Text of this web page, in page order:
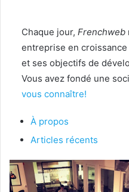
Chaque jour, Frenchweb
entreprise en
et ses objectifs de
Vous avez fondé une
vous connaître!
À propos
Articles récents